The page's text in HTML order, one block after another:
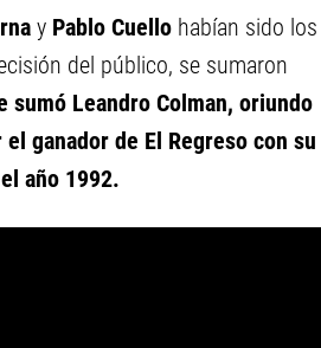
y Pablo Cuello habían sido los
del público, se sumaron
sumó Leandro Colman, oriundo
ganador de El Regreso con su
año 1992.